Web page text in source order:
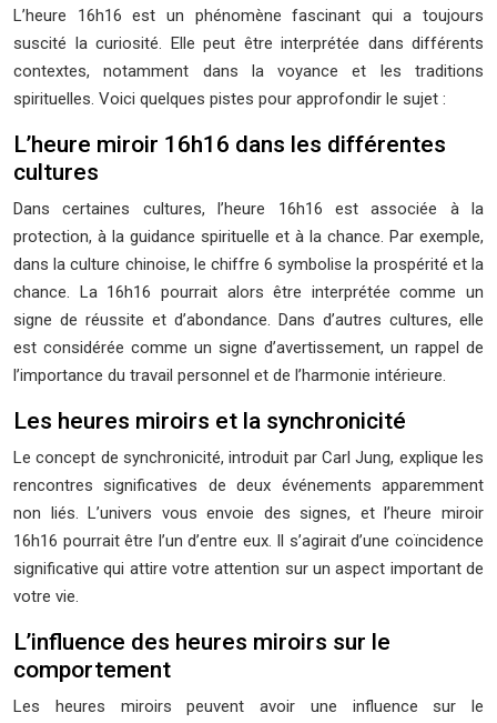
L’heure 16h16 est un phénomène fascinant qui a toujours
suscité la curiosité. Elle peut être interprétée dans différents
contextes, notamment dans la voyance et les traditions
spirituelles. Voici quelques pistes pour approfondir le sujet :
L’heure miroir 16h16 dans les différentes
cultures
Dans certaines cultures, l’heure 16h16 est associée à la
protection, à la guidance spirituelle et à la chance. Par exemple,
dans la culture chinoise, le chiffre 6 symbolise la prospérité et la
chance. La 16h16 pourrait alors être interprétée comme un
signe de réussite et d’abondance. Dans d’autres cultures, elle
est considérée comme un signe d’avertissement, un rappel de
l’importance du travail personnel et de l’harmonie intérieure.
Les heures miroirs et la synchronicité
Le concept de synchronicité, introduit par Carl Jung, explique les
rencontres significatives de deux événements apparemment
non liés. L’univers vous envoie des signes, et l’heure miroir
16h16 pourrait être l’un d’entre eux. Il s’agirait d’une coïncidence
significative qui attire votre attention sur un aspect important de
votre vie.
L’influence des heures miroirs sur le
comportement
Les heures miroirs peuvent avoir une influence sur le